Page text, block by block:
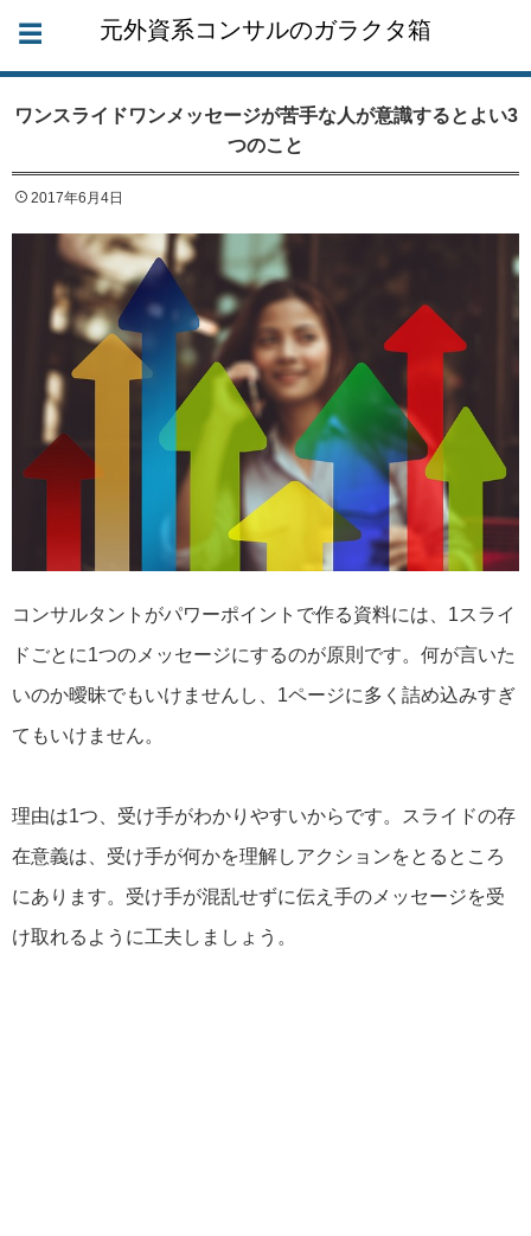
元外資系コンサルのガラクタ箱
ワンスライドワンメッセージが苦手な人が意識するとよい3
つのこと
2017年6月4日
コンサルタントがパワーポイントで作る資料には、1スライ
ドごとに1つのメッセージにするのが原則です。何が言いた
いのか曖昧でもいけませんし、1ページに多く詰め込みすぎ
てもいけません。
理由は1つ、受け手がわかりやすいからです。スライドの存
在意義は、受け手が何かを理解しアクションをとるところ
にあります。受け手が混乱せずに伝え手のメッセージを受
け取れるように工夫しましょう。